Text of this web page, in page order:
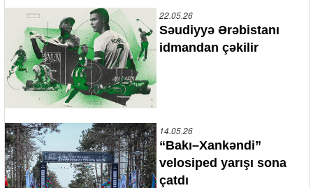
22.05.26
Səudiyyə Ərəbistanı
idmandan çəkilir
14.05.26
“Bakı–Xankəndi”
velosiped yarışı sona
çatdı